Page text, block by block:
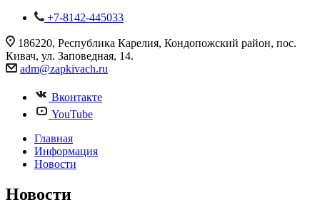
+7-8142-445033
186220, Республика Карелия, Кондопожский район, пос.
Кивач, ул. Заповедная, 14.
adm@zapkivach.ru
Вконтакте
YouTube
Главная
Информация
Новости
Новости